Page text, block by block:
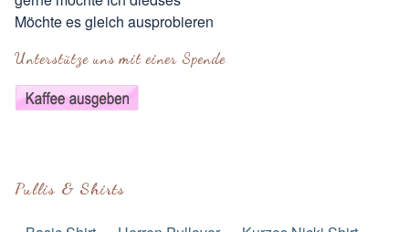
Möchte es gleich ausprobieren
Unterstütze uns mit einer Spende
Pullis & Shirts